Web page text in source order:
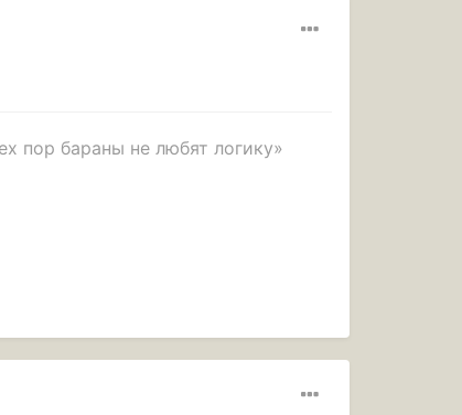
пор бараны не любят логику»